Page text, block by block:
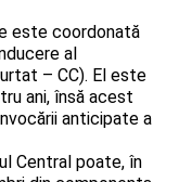
este coordonată
al
– CC). El este
ani, însă acest
anticipate a
Central poate, în